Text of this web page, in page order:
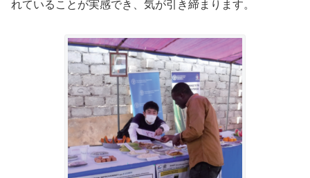
れていることが実感でき、気が引き締まります。